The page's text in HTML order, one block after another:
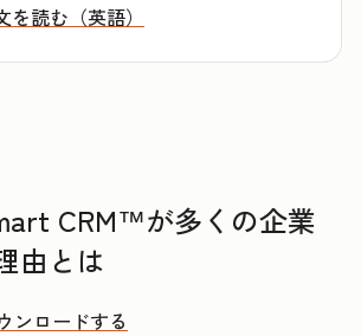
読む（英語）
CRM™が多くの企業
由とは
ンロードする